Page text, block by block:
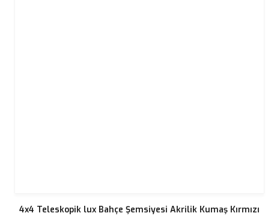
4x4 Teleskopik lux Bahçe Şemsiyesi Akrilik Kumaş Kırmızı